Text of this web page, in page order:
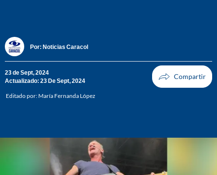
Por: Noticias Caracol
23 de Sept, 2024
Actualizado: 23 De Sept, 2024
Editado por: María Fernanda López